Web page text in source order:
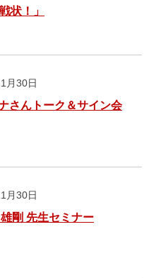
状！」
月30日
さんトーク＆サイン会
月30日
剛 先生セミナー